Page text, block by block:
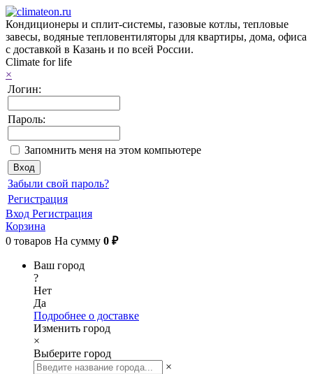
Кондиционеры и сплит-системы, газовые котлы, тепловые
завесы, водяные тепловентиляторы для квартиры, дома, офиса
с доставкой в Казань и по всей России.
Climate for life
×
Логин:
Пароль:
Запомнить меня на этом компьютере
Забыли свой пароль?
Регистрация
Вход Регистрация
Корзина
0 товаров На сумму 0 ₽
Ваш город
?
Нет
Да
Подробнее о доставке
Изменить город
×
Выберите город
×